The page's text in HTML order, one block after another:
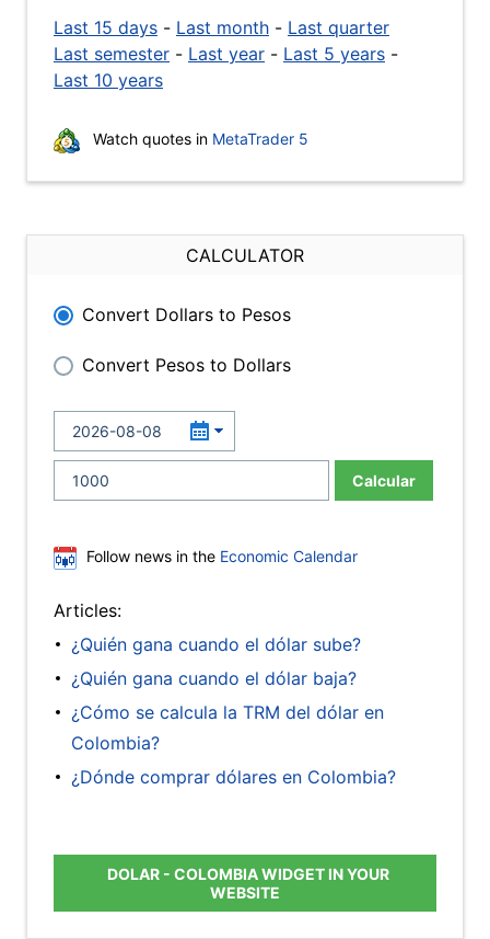
Last 15 days - Last month - Last quarter
Last semester - Last year - Last 5 years -
Last 10 years
Watch quotes in MetaTrader 5
CALCULATOR
Convert Dollars to Pesos
Convert Pesos to Dollars
Calcular
Follow news in the Economic Calendar
Articles:
¿Quién gana cuando el dólar sube?
¿Quién gana cuando el dólar baja?
¿Cómo se calcula la TRM del dólar en
Colombia?
¿Dónde comprar dólares en Colombia?
DOLAR - COLOMBIA WIDGET IN YOUR
WEBSITE